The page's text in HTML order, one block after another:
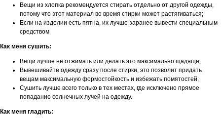
Вещи из хлопка рекомендуется стирать отдельно от другой одежды,
потому что этот материал во время стирки может растягиваться;
Если на изделии есть пятна, их лучше заранее вывести специальным
средством
Как меня сушить:
Вещи лучше не отжимать или делать это максимально щадяще;
Вывешивайте одежду сразу после стирки, это позволит придать
вещам максимальную формостойкость и избежать помятостей;
Сушить лучше всего только в тех местах, где исключено прямое
попадание солнечных лучей на одежду.
Как меня гладить: